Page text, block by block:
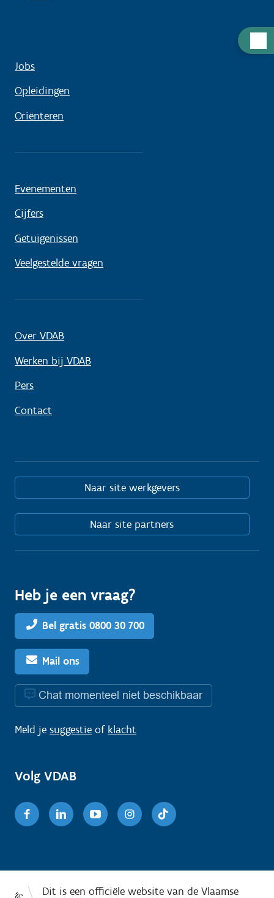
Jobs
Opleidingen
Oriënteren
Evenementen
Cijfers
Getuigenissen
Veelgestelde vragen
Over VDAB
Werken bij VDAB
Pers
Contact
Naar site werkgevers
Naar site partners
Heb je een vraag?
Bel gratis 0800 30 700
Mail ons
Chat momenteel niet beschikbaar
Meld je suggestie of klacht
Volg VDAB
FacebookLinkedinYoutubeInstagram